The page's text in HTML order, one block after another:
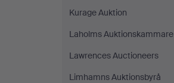
Kurage Auktion
Laholms Auktionskammare
Lawrences Auctioneers
Limhamns Auktionsbyrå